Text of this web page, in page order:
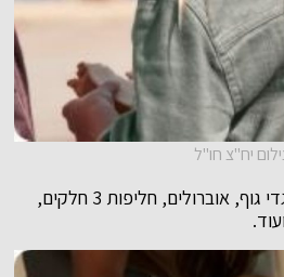
ביו הפריטים ניתן למצוא: בגדי גוף, אוברולים, חליפות 3 חלקים,